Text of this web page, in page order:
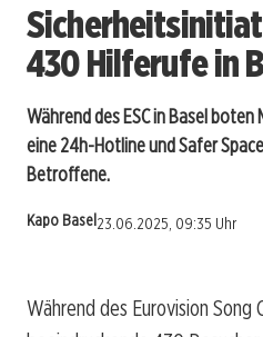
430 Hilferufe in
Während des ESC in Basel
eine 24h-Hotline und Safer
Betroffene.
Kapo Basel 23.06.2025, 09:35 Uhr
Während des Eurovision